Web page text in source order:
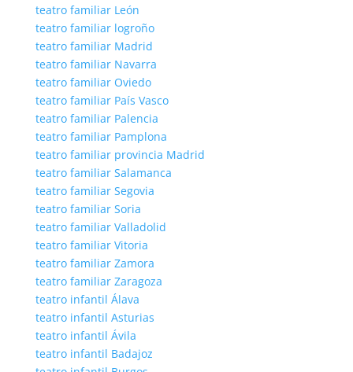
teatro familiar León
teatro familiar logroño
teatro familiar Madrid
teatro familiar Navarra
teatro familiar Oviedo
teatro familiar País Vasco
teatro familiar Palencia
teatro familiar Pamplona
teatro familiar provincia Madrid
teatro familiar Salamanca
teatro familiar Segovia
teatro familiar Soria
teatro familiar Valladolid
teatro familiar Vitoria
teatro familiar Zamora
teatro familiar Zaragoza
teatro infantil Álava
teatro infantil Asturias
teatro infantil Ávila
teatro infantil Badajoz